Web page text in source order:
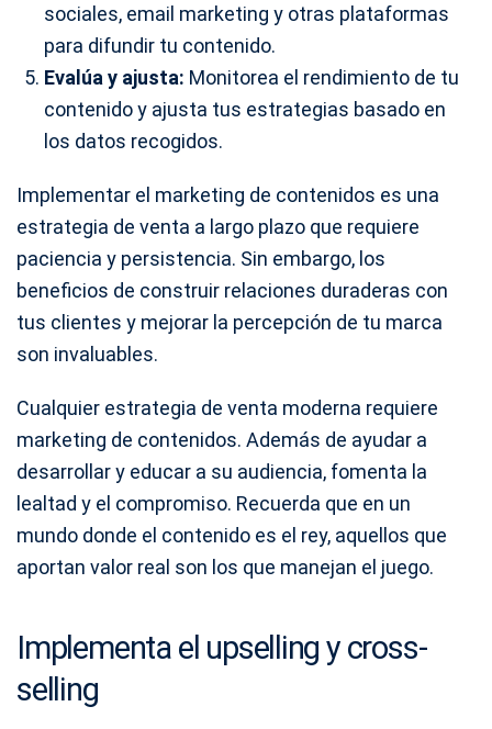
sociales, email marketing y otras plataformas
para difundir tu contenido.
Evalúa y ajusta: Monitorea el rendimiento de tu
contenido y ajusta tus estrategias basado en
los datos recogidos.
Implementar el marketing de contenidos es una
estrategia de venta a largo plazo que requiere
paciencia y persistencia. Sin embargo, los
beneficios de construir relaciones duraderas con
tus clientes y mejorar la percepción de tu marca
son invaluables.
Cualquier estrategia de venta moderna requiere
marketing de contenidos. Además de ayudar a
desarrollar y educar a su audiencia, fomenta la
lealtad y el compromiso. Recuerda que en un
mundo donde el contenido es el rey, aquellos que
aportan valor real son los que manejan el juego.
Implementa el upselling y cross-
selling